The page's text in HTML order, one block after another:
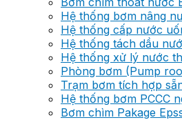
Hệ thống bơm nâng
Hệ thống cấp nước
Hệ thống tách dầu
Hệ thống xử lý nước
Phòng bơm (Pump
Trạm bơm tích hợp
Hệ thống bơm PCCC
Bơm chìm Pakage